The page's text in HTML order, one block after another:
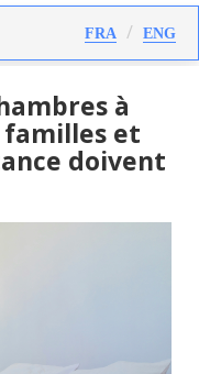
FRA ENG
à
familles et
doivent